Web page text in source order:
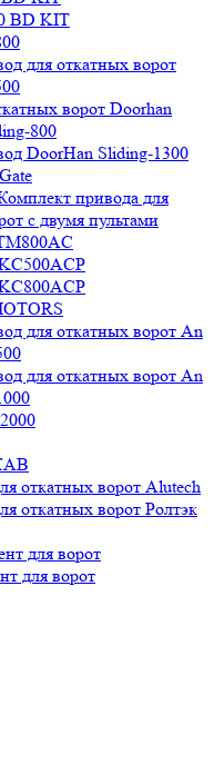
BD KIT
для откатных ворот
ворот Doorhan
800
DoorHan Sliding-1300
привода для
с двумя пультами
для откатных ворот An
для откатных ворот An
откатных ворот Alutech
откатных ворот Ролтэк
для ворот
для ворот